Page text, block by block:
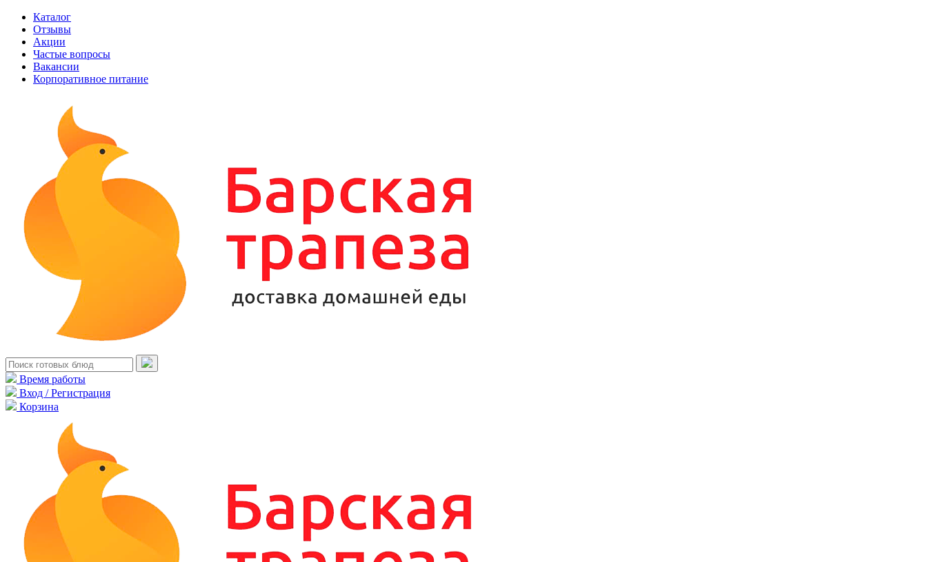
Каталог
Отзывы
Акции
Частые вопросы
Вакансии
Корпоративное питание
Время работы
Вход / Регистрация
Корзина